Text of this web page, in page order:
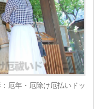
厄年・厄除け厄払いドッ